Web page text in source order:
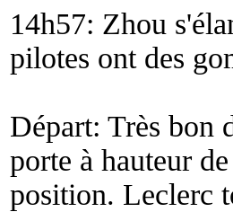
14h57: Zhou
pilotes ont des
Départ: Très bon
porte à hauteur
position. Leclerc